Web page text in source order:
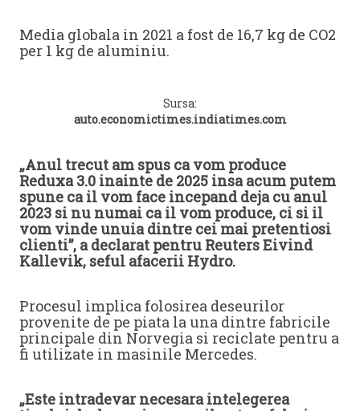
Media globala in 2021 a fost de 16,7 kg de CO2
per 1 kg de aluminiu.
Sursa:
auto.economictimes.indiatimes.com
„Anul trecut am spus ca vom produce
Reduxa 3.0 inainte de 2025 insa acum putem
spune ca il vom face incepand deja cu anul
2023 si nu numai ca il vom produce, ci si il
vom vinde unuia dintre cei mai pretentiosi
clienti”, a declarat pentru Reuters Eivind
Kallevik, seful afacerii Hydro.
Procesul implica folosirea deseurilor
provenite de pe piata la una dintre fabricile
principale din Norvegia si reciclate pentru a
fi utilizate in masinile Mercedes.
„Este intradevar necesara intelegerea